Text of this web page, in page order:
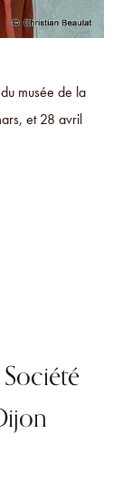
musée de la
et 28 avril